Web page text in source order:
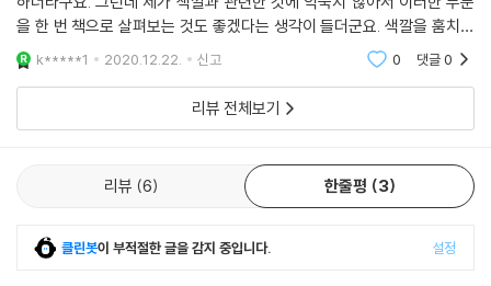
을 한 번 책으로 살펴보는 것도 좋겠다는 생각이 들더군요. 색깔을 훔치는
마녀는 자연스러운 이야기 속에 색의 혼합에 대해서 얘기해주는 색감이 좋
은 책입니다.
k*****1 2020.12.22. 신고 0 댓글0
리뷰 전체보기
리뷰 6 한줄평 3
클린봇이 부적절한 글을 감지 중입니다. 설정